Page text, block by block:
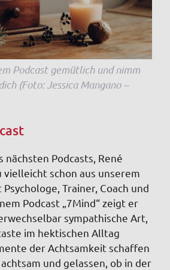
Podcast gemütlich und nimm
(Foto: Jessica Mangano –
nächsten Podcasts, René
vielleicht schon aus unserem
Psychologe, Trainer, Coach und
Podcast „7Mind“ zeigt er
sympathische Art,
im hektischen Alltag
der Achtsamkeit schaffen
und gelassen, ob in der